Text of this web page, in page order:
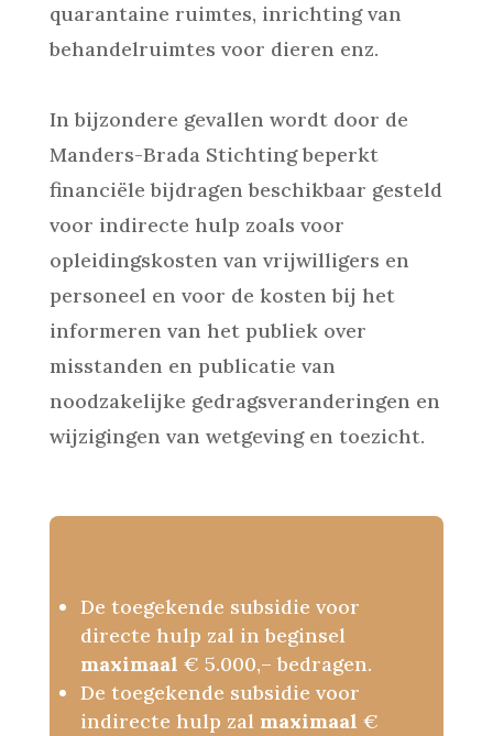
quarantaine ruimtes, inrichting van
behandelruimtes voor dieren enz.
In bijzondere gevallen wordt door de
Manders-Brada Stichting beperkt
financiële bijdragen beschikbaar gesteld
voor indirecte hulp zoals voor
opleidingskosten van vrijwilligers en
personeel en voor de kosten bij het
informeren van het publiek over
misstanden en publicatie van
noodzakelijke gedragsveranderingen en
wijzigingen van wetgeving en toezicht.
De toegekende subsidie voor
directe hulp zal in beginsel
maximaal € 5.000,– bedragen.
De toegekende subsidie voor
indirecte hulp zal maximaal €